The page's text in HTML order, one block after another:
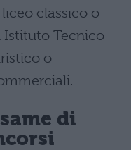
classico o
Istituto Tecnico
o
di